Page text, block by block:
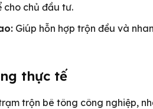
cho chủ đầu tư.
Giúp hỗn hợp trộn đều và
thực tế
trộn bê tông công nghiệp,